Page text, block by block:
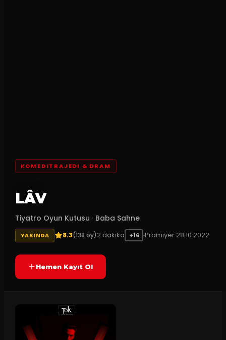
KOMEDITRAJEDI & DRAM
LÂV
Tiyatro Oyun Kutusu · Baba Sahne
YAKINDA 8.3(138 oy)2 dakika +16 Prömiyer 28.10.2022
Hemen Kayıt Ol